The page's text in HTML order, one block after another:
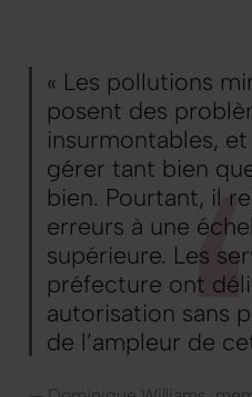
« Les pollutions
posent des
insurmontables,
gérer tant bien
bien. Pourtant, il
erreurs à une
supérieure. Les
préfecture ont
autorisation sans
de l’ampleur de